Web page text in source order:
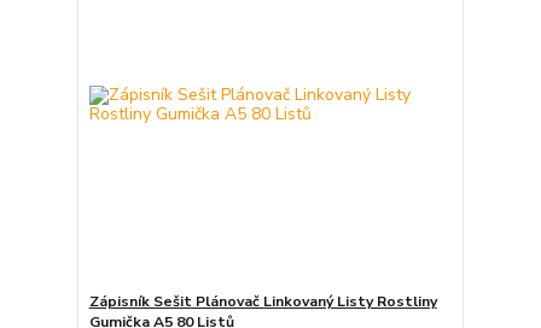
Zápisník Sešit Plánovač Linkovaný Listy Rostliny
Gumička A5 80 Listů